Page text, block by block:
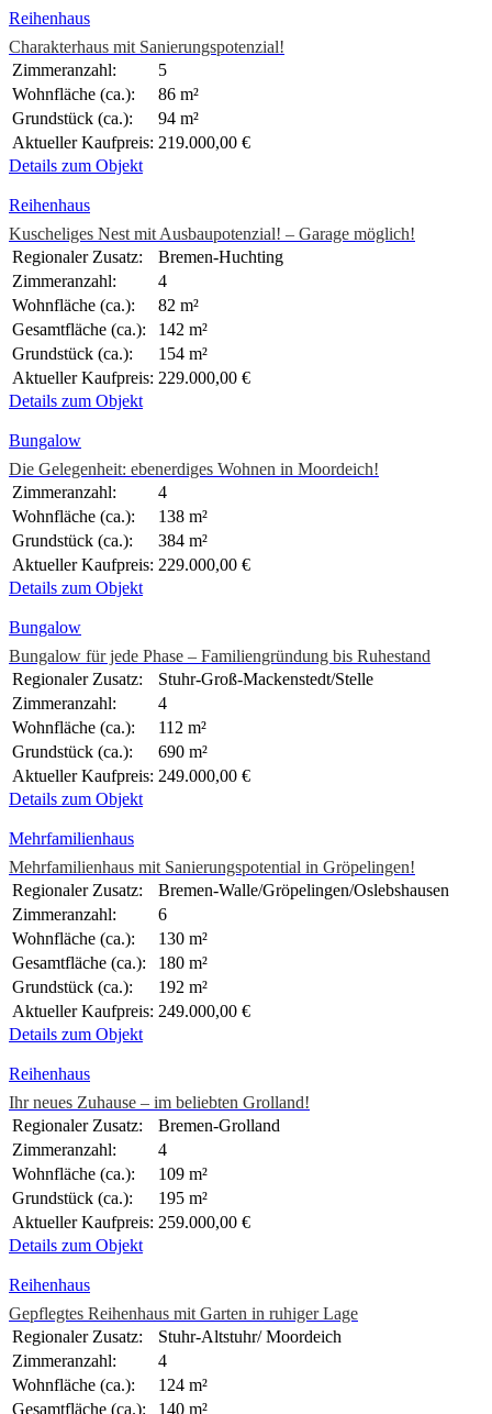
Reihenhaus
Charakterhaus mit Sanierungspotenzial!
Zimmeranzahl:
5
Wohnfläche (ca.):
86 m²
Grundstück (ca.):
94 m²
Aktueller Kaufpreis: 219.000,00 €
Details zum Objekt
Reihenhaus
Kuscheliges Nest mit Ausbaupotenzial! – Garage möglich!
Regionaler Zusatz:
Bremen-Huchting
Zimmeranzahl:
4
Wohnfläche (ca.):
82 m²
Gesamtfläche (ca.):
142 m²
Grundstück (ca.):
154 m²
Aktueller Kaufpreis: 229.000,00 €
Details zum Objekt
Bungalow
Die Gelegenheit: ebenerdiges Wohnen in Moordeich!
Zimmeranzahl:
4
Wohnfläche (ca.):
138 m²
Grundstück (ca.):
384 m²
Aktueller Kaufpreis: 229.000,00 €
Details zum Objekt
Bungalow
Bungalow für jede Phase – Familiengründung bis Ruhestand
Regionaler Zusatz:
Stuhr-Groß-Mackenstedt/Stelle
Zimmeranzahl:
4
Wohnfläche (ca.):
112 m²
Grundstück (ca.):
690 m²
Aktueller Kaufpreis: 249.000,00 €
Details zum Objekt
Mehrfamilienhaus
Mehrfamilienhaus mit Sanierungspotential in Gröpelingen!
Regionaler Zusatz:
Bremen-Walle/Gröpelingen/Oslebshausen
Zimmeranzahl:
6
Wohnfläche (ca.):
130 m²
Gesamtfläche (ca.):
180 m²
Grundstück (ca.):
192 m²
Aktueller Kaufpreis: 249.000,00 €
Details zum Objekt
Reihenhaus
Ihr neues Zuhause – im beliebten Grolland!
Regionaler Zusatz:
Bremen-Grolland
Zimmeranzahl:
4
Wohnfläche (ca.):
109 m²
Grundstück (ca.):
195 m²
Aktueller Kaufpreis: 259.000,00 €
Details zum Objekt
Reihenhaus
Gepflegtes Reihenhaus mit Garten in ruhiger Lage
Regionaler Zusatz:
Stuhr-Altstuhr/ Moordeich
Zimmeranzahl:
4
Wohnfläche (ca.):
124 m²
Gesamtfläche (ca.):
140 m²